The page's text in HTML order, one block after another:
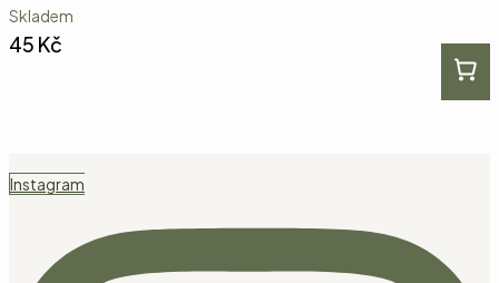
Skladem
45 Kč
Instagram